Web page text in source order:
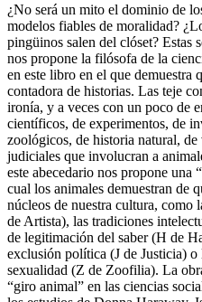
¿No será un mito el dominio de
modelos fiables de moralidad?
pingüinos salen del clóset? Estas
nos propone la filósofa de la
en este libro en el que demuestra
contadora de historias. Las teje
ironía, y a veces con un poco de
científicos, de experimentos, de
zoológicos, de historia natural, de
judiciales que involucran a
este abecedario nos propone una
cual los animales demuestran de
núcleos de nuestra cultura, como
de Artista), las tradiciones
de legitimación del saber (H de
exclusión política (J de Justicia)
sexualidad (Z de Zoofilia). La
“giro animal” en las ciencias